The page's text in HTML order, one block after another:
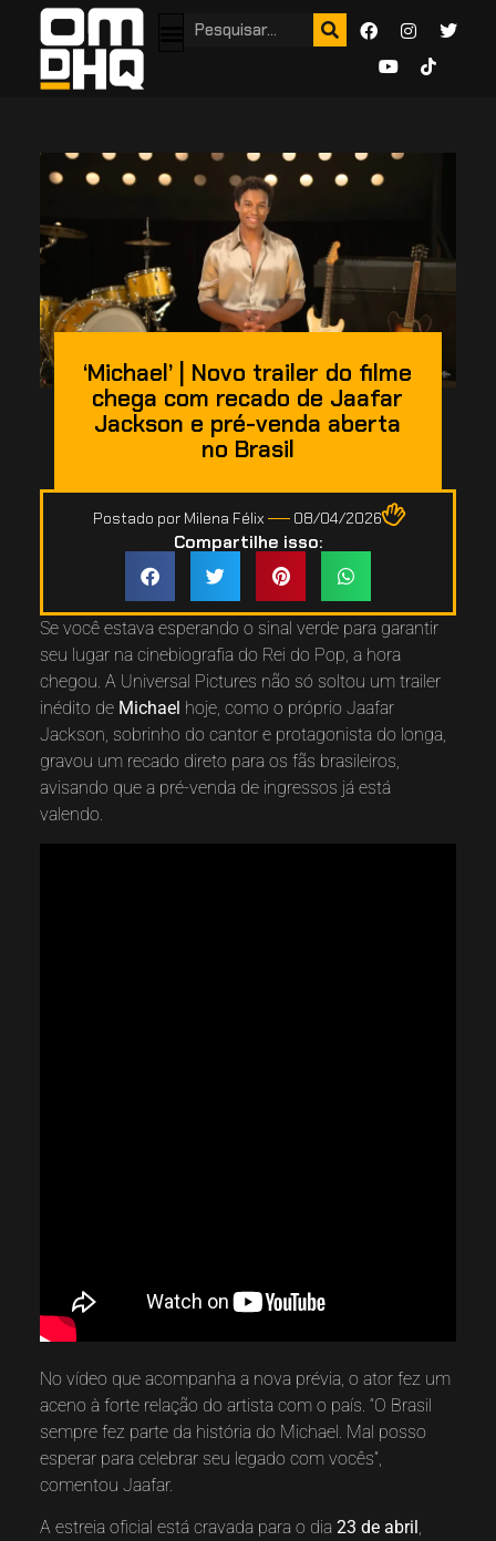
‘Michael’ | Novo trailer do filme
chega com recado de Jaafar
Jackson e pré-venda aberta
no Brasil
Postado por Milena Félix 08/04/2026
Compartilhe isso:
Se você estava esperando o sinal verde para garantir
seu lugar na cinebiografia do Rei do Pop, a hora
chegou. A Universal Pictures não só soltou um trailer
inédito de Michael hoje, como o próprio Jaafar
Jackson, sobrinho do cantor e protagonista do longa,
gravou um recado direto para os fãs brasileiros,
avisando que a pré-venda de ingressos já está
valendo.
No vídeo que acompanha a nova prévia, o ator fez um
aceno à forte relação do artista com o país. “O Brasil
sempre fez parte da história do Michael. Mal posso
esperar para celebrar seu legado com vocês”,
comentou Jaafar.
A estreia oficial está cravada para o dia 23 de abril,